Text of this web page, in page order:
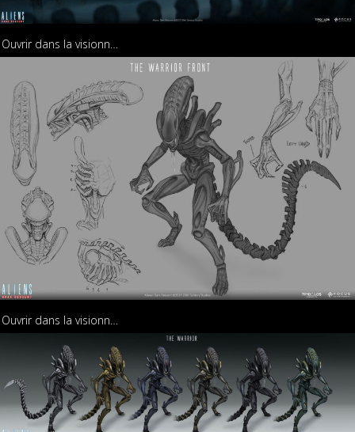
Ouvrir dans la visionneuse
Ouvrir dans la visionneuse